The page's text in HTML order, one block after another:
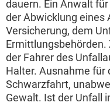
dauern. Ein Anwalt
der Abwicklung eines
Versicherung, dem
Ermittlungsbehörden.
der Fahrer des
Halter. Ausnahme für
Schwarzfahrt,
Gewalt. Ist der Unfall